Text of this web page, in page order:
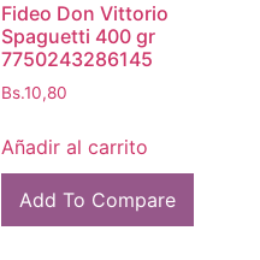
Fideo Don Vittorio
Spaguetti 400 gr
7750243286145
Bs.10,80
Añadir al carrito
Add To Compare